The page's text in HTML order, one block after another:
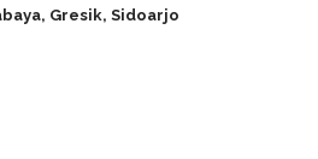
Gresik, Sidoarjo